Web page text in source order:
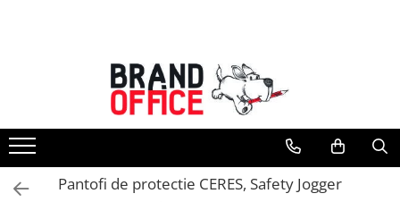
Unitate Protejata - PRODUCTIE
Hartie copiator si produse
tipografice
Produse consumabile din hartie
Detergenti si dezinfectanti
Pantofi de protectie CERES, Safety Jogger